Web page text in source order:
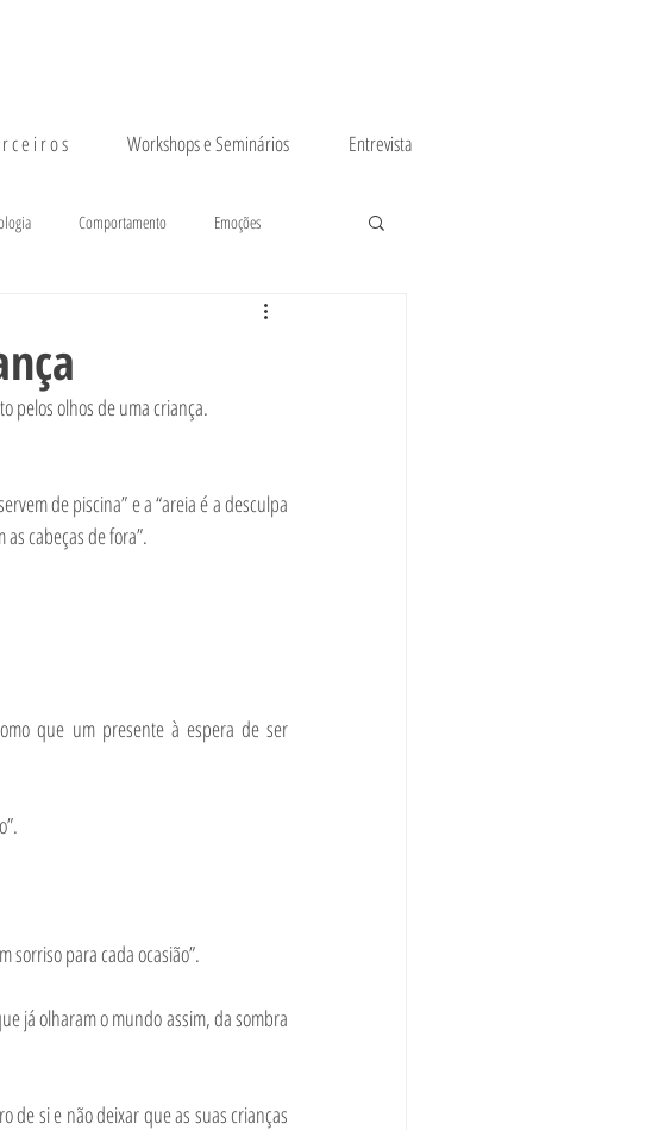
c e i r o s Workshops e Seminários Entrevista
Comportamento Emoções
pelos olhos de uma criança.
de piscina” e a “areia é a desculpa
cabeças de fora”.
que um presente à espera de ser
sorriso para cada ocasião”.
já olharam o mundo assim, da sombra
de si e não deixar que as suas crianças